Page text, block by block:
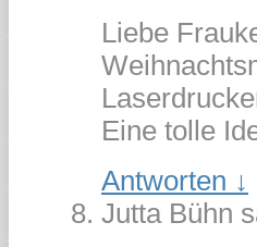
Liebe
Eine tolle
Antworten ↓
Jutta Bühn